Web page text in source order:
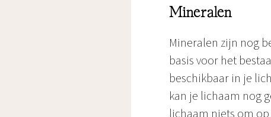
Mineralen
Mineralen zijn nog
basis voor het
beschikbaar in je
kan je lichaam nog